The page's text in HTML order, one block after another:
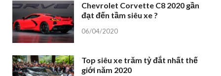
Chevrolet Corvette C8 2020 gần
đạt đến tầm siêu xe ?
06/04/2020
Top siêu xe trăm tỷ đắt nhất thế
giới năm 2020